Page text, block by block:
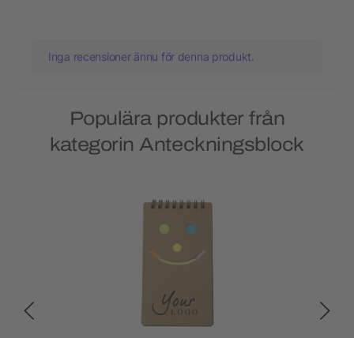
Inga recensioner ännu för denna produkt.
Populära produkter från
kategorin Anteckningsblock